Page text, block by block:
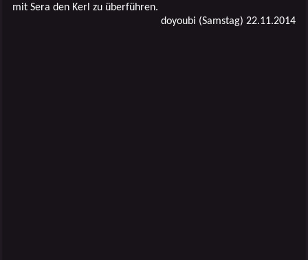
mit Sera den Kerl zu überführen.
doyoubi (Samstag) 22.11.2014